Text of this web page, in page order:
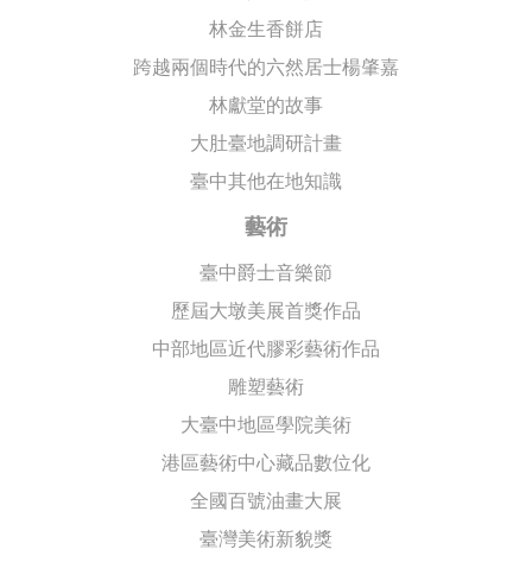
林金生香餅店
跨越兩個時代的六然居士楊肇嘉
林獻堂的故事
大肚臺地調研計畫
臺中其他在地知識
藝術
臺中爵士音樂節
歷屆大墩美展首獎作品
中部地區近代膠彩藝術作品
雕塑藝術
大臺中地區學院美術
港區藝術中心藏品數位化
全國百號油畫大展
臺灣美術新貌獎